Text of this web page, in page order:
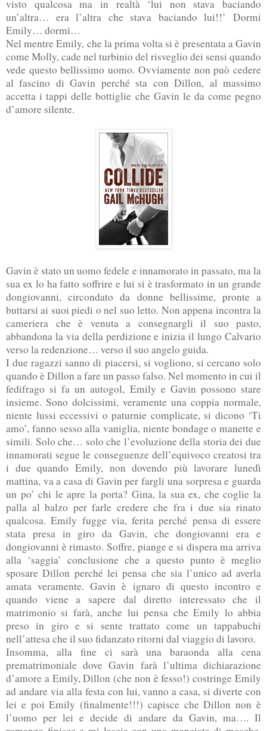
visto qualcosa ma in realtà ‘lui non stava baciando
un’altra… era l’altra che stava baciando lui!!’ Dormi
Emily… dormi…
Nel mentre Emily, che la prima volta si è presentata a Gavin
come Molly, cade nel turbinio del risveglio dei sensi quando
vede questo bellissimo uomo. Ovviamente non può cedere
al fascino di Gavin perché sta con Dillon, al massimo
accetta i tappi delle bottiglie che Gavin le da come pegno
d’amore silente.
Gavin è stato un uomo fedele e innamorato in passato, ma la
sua ex lo ha fatto soffrire e lui si è trasformato in un grande
dongiovanni, circondato da donne bellissime, pronte a
buttarsi ai suoi piedi o nel suo letto. Non appena incontra la
cameriera che è venuta a consegnargli il suo pasto,
abbandona la via della perdizione e inizia il lungo Calvario
verso la redenzione… verso il suo angelo guida.
I due ragazzi sanno di piacersi, si vogliono, si cercano solo
quando è Dillon a fare un passo falso. Nel momento in cui il
fedifrago si fa un autogol, Emily e Gavin possono stare
insieme. Sono dolcissimi, veramente una coppia normale,
niente lussi eccessivi o paturnie complicate, si dicono ‘Ti
amo’, fanno sesso alla vaniglia, niente bondage o manette e
simili. Solo che… solo che l’evoluzione della storia dei due
innamorati segue le conseguenze dell’equivoco creatosi tra
i due quando Emily, non dovendo più lavorare lunedì
mattina, va a casa di Gavin per fargli una sorpresa e guarda
un po’ chi le apre la porta? Gina, la sua ex, che coglie la
palla al balzo per farle credere che fra i due sia rinato
qualcosa. Emily fugge via, ferita perché pensa di essere
stata presa in giro da Gavin, che dongiovanni era e
dongiovanni è rimasto. Soffre, piange e si dispera ma arriva
alla ‘saggia’ conclusione che a questo punto è meglio
sposare Dillon perché lei pensa che sia l’unico ad averla
amata veramente. Gavin è ignaro di questo incontro e
quando viene a sapere dal diretto interessato che il
matrimonio si farà, anche lui pensa che Emily lo abbia
preso in giro e si sente trattato come un tappabuchi
nell’attesa che il suo fidanzato ritorni dal viaggio di lavoro.
Insomma, alla fine ci sarà una baraonda alla cena
prematrimoniale dove Gavin farà l’ultima dichiarazione
d’amore a Emily, Dillon (che non è fesso!) costringe Emily
ad andare via alla festa con lui, vanno a casa, si diverte con
lei e poi Emily (finalmente!!!) capisce che Dillon non è
l’uomo per lei e decide di andare da Gavin, ma…. Il